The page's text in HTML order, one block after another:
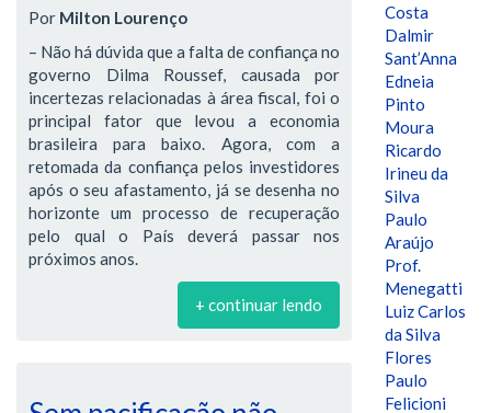
Por Milton Lourenço
– Não há dúvida que a falta de confiança no
governo Dilma Roussef, causada por
incertezas relacionadas à área fiscal, foi o
principal fator que levou a economia
brasileira para baixo. Agora, com a
retomada da confiança pelos investidores
após o seu afastamento, já se desenha no
horizonte um processo de recuperação
pelo qual o País deverá passar nos
próximos anos.
+ continuar lendo
Costa
Dalmir
Sant’Anna
Edneia
Pinto
Moura
Ricardo
Irineu da
Silva
Paulo
Araújo
Prof.
Menegatti
Luiz Carlos
da Silva
Flores
Paulo
Felicioni